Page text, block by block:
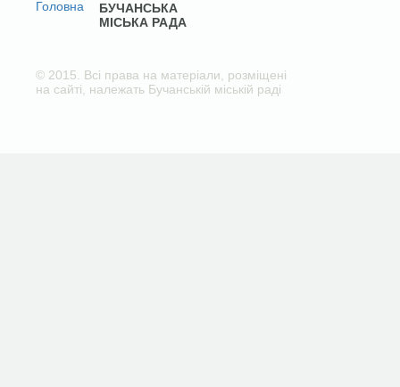
БУЧАНСЬКА
МІСЬКА РАДА
© 2015. Всі права на матеріали, розміщені
на сайті, належать Бучанській міській раді